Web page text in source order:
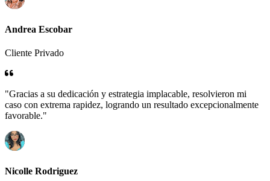
Andrea Escobar
Cliente Privado
"Gracias a su dedicación y estrategia implacable, resolvieron mi
caso con extrema rapidez, logrando un resultado excepcionalmente
favorable."
Nicolle Rodriguez